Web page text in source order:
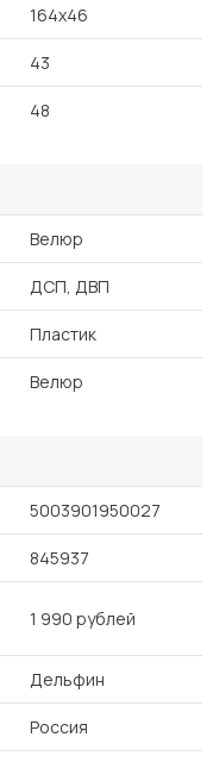
164x46
43
48
Велюр
ДСП, ДВП
Пластик
Велюр
5003901950027
845937
1 990 рублей
Дельфин
Россия